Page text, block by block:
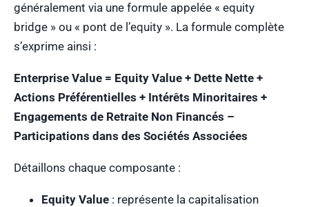
généralement via une formule appelée « equity
bridge » ou « pont de l’equity ». La formule complète
s’exprime ainsi :
Enterprise Value = Equity Value + Dette Nette +
Actions Préférentielles + Intérêts Minoritaires +
Engagements de Retraite Non Financés –
Participations dans des Sociétés Associées
Détaillons chaque composante :
Equity Value : représente la capitalisation